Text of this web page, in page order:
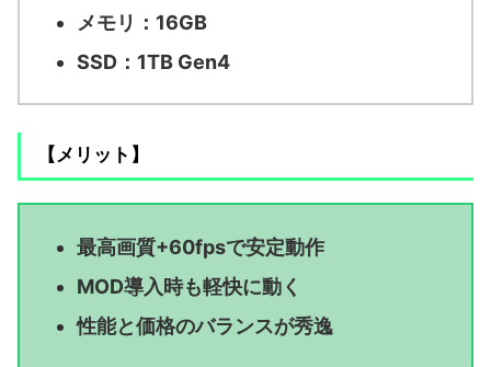
メモリ：16GB
SSD：1TB Gen4
【メリット】
最高画質+60fpsで安定動作
MOD導入時も軽快に動く
性能と価格のバランスが秀逸